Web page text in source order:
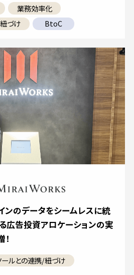
業務効率化
づけ
BtoC
ンのデータをシームレスに統
広告投資アロケーションの実
ルとの連携/紐づけ